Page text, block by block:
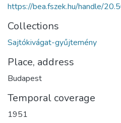
https://bea.fszek.hu/handle/
Collections
Sajtókivágat-gyűjtemény
Place, address
Budapest
Temporal coverage
1951